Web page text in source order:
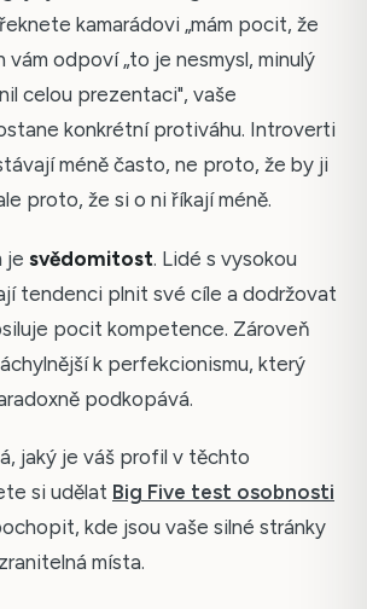
kamarádovi „mám pocit, že
vám odpoví „to je nesmysl, minulý
celou prezentaci", vaše
konkrétní protiváhu. Introverti
méně často, ne proto, že by ji
proto, že si o ni říkají méně.
je svědomitost. Lidé s vysokou
tendenci plnit své cíle a dodržovat
pocit kompetence. Zároveň
k perfekcionismu, který
podkopává.
jaký je váš profil v těchto
si udělat Big Five test osobnosti
kde jsou vaše silné stránky
místa.